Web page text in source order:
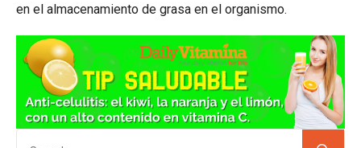
en el almacenamiento de grasa en el organismo.